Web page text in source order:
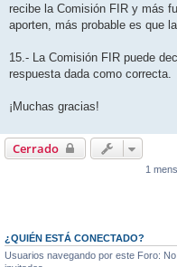
recibe la Comisión FIR y más
aporten, más probable es que
15.- La Comisión FIR puede
respuesta dada como correcta.
¡Muchas gracias!
Cerrado
1
¿QUIÉN ESTÁ CONECTADO?
Usuarios navegando por este Foro: